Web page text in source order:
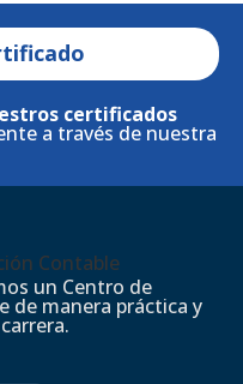
certificados
a través de nuestra
un Centro de
de manera práctica y